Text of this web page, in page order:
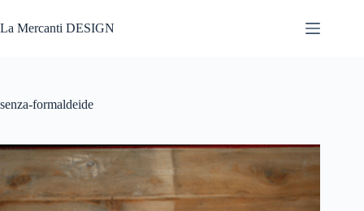
al
contenuto
La Mercanti DESIGN
senza-formaldeide